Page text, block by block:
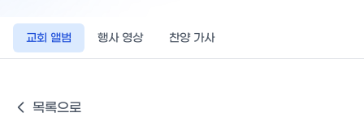
교회 앨범 행사 영상 찬양 가사
목록으로